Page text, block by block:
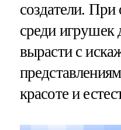
создатели.
среди игрушек
вырасти с
красоте и